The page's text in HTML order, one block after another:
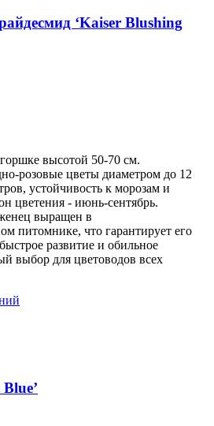
‘Kaiser Blushing
высотой 50-70 см.
розовые цветы диаметром до 12
устойчивость к морозам и
цветения - июнь-сентябрь.
выращен в
питомнике, что гарантирует его
развитие и обильное
выбор для цветоводов всех